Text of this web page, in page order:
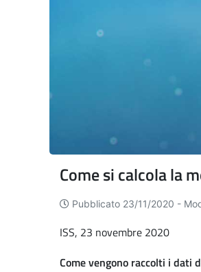
Come si calcola la
Pubblicato 23/11/2020 -
ISS, 23 novembre 2020
Come vengono raccolti i dati